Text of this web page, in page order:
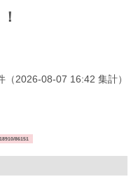
（2026-08-07 16:42 集計）
86151